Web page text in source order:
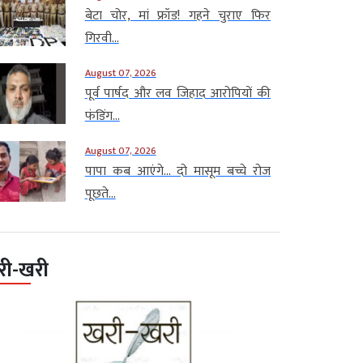
बेटा चोर, मां फ्रॉड! गहने चुराए फिर
गिरवी...
August 07, 2026
पूर्व पार्षद और लव जिहाद आरोपियों की
फंडिंग...
August 07, 2026
पापा कब आएंगे… दो मासूम बच्चे रोज
पूछते...
खरी